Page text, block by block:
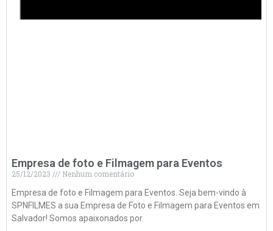
Empresa de foto e Filmagem para Eventos
25/12/2023
Nenhum comentário
Empresa de foto e Filmagem para Eventos. Seja bem-vindo à
SPNFILMES a sua Empresa de Foto e Filmagem para Eventos em
Salvador! Somos apaixonados por